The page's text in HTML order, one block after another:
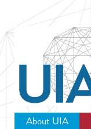
About UIA